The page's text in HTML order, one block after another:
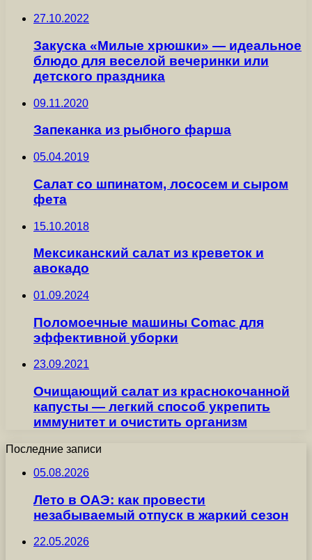
27.10.2022
Закуска «Милые хрюшки» — идеальное
блюдо для веселой вечеринки или
детского праздника
09.11.2020
Запеканка из рыбного фарша
05.04.2019
Салат со шпинатом, лососем и сыром
фета
15.10.2018
Мексиканский салат из креветок и
авокадо
01.09.2024
Поломоечные машины Comac для
эффективной уборки
23.09.2021
Очищающий салат из краснокочанной
капусты — легкий способ укрепить
иммунитет и очистить организм
Последние записи
05.08.2026
Лето в ОАЭ: как провести
незабываемый отпуск в жаркий сезон
22.05.2026